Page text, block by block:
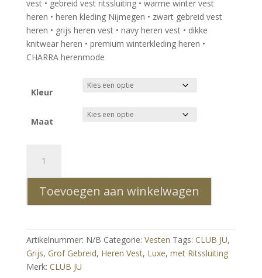
vest • gebreid vest ritssluiting • warme winter vest
heren • heren kleding Nijmegen • zwart gebreid vest
heren • grijs heren vest • navy heren vest • dikke
knitwear heren • premium winterkleding heren •
CHARRA herenmode
Kleur
Maat
Luxe
Grof
Gebreid
Vest
met
Ritssluiting
–
Toevoegen aan winkelwagen
Artikelnummer: N/B Categorie: Vesten Tags: CLUB JU,
Grijs, Grof Gebreid, Heren Vest, Luxe, met Ritssluiting
Merk: CLUB JU